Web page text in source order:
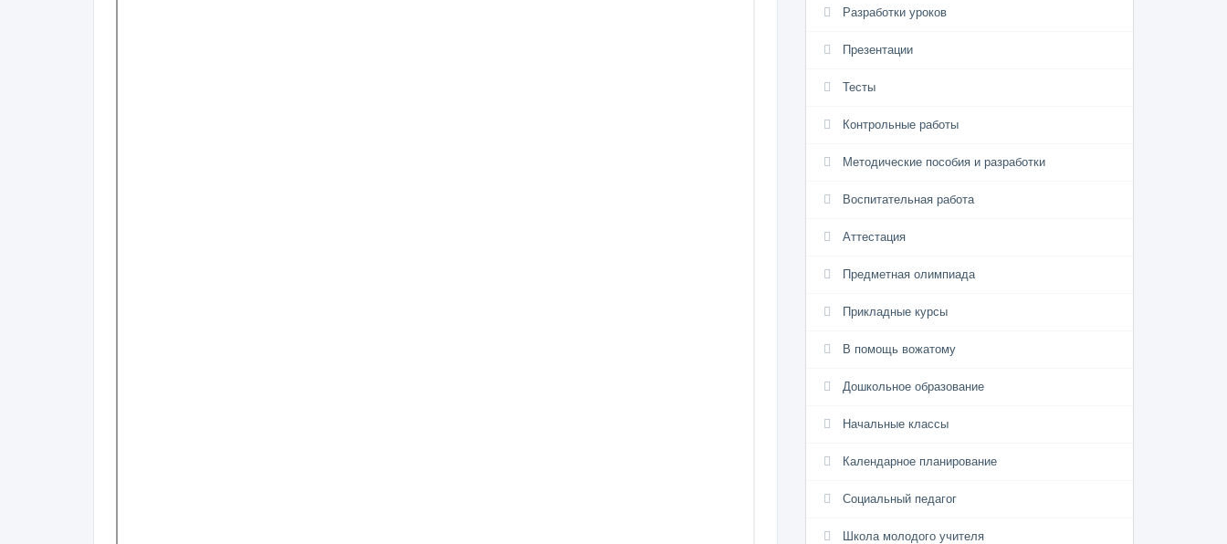
Разработки уроков
Презентации
Тесты
Контрольные работы
Методические пособия и разработки
Воспитательная работа
Аттестация
Предметная олимпиада
Прикладные курсы
В помощь вожатому
Дошкольное образование
Начальные классы
Календарное планирование
Социальный педагог
Школа молодого учителя